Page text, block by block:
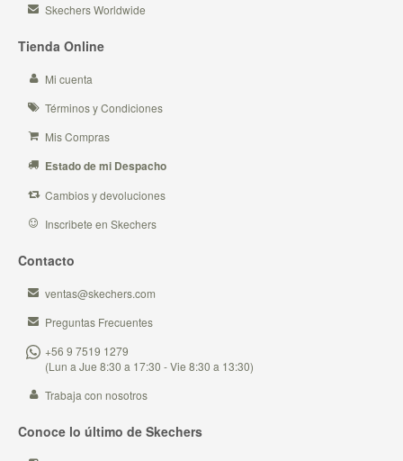
Skechers Worldwide
Tienda Online
Mi cuenta
Términos y Condiciones
Mis Compras
Estado de mi Despacho
Cambios y devoluciones
Inscribete en Skechers
Contacto
ventas@skechers.com
Preguntas Frecuentes
+56 9 7519 1279
(Lun a Jue 8:30 a 17:30 - Vie 8:30 a 13:30)
Trabaja con nosotros
Conoce lo último de Skechers